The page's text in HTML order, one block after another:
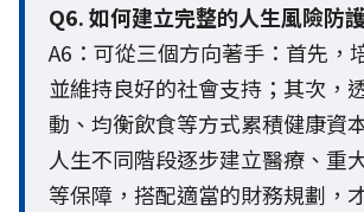
Q6. 如何建立完整的人生風險防
A6：可從三個方向著手：首先，
並維持良好的社會支持；其次，
動、均衡飲食等方式累積健康資
人生不同階段逐步建立醫療、重
等保障，搭配適當的財務規劃，